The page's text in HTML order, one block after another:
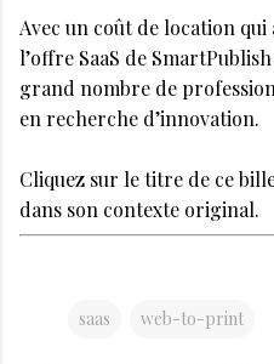
Avec un coût de location qui
l’offre SaaS de
grand nombre de
en recherche d’innovation.
Cliquez sur le titre de ce
dans son contexte original.
saas web-to-print